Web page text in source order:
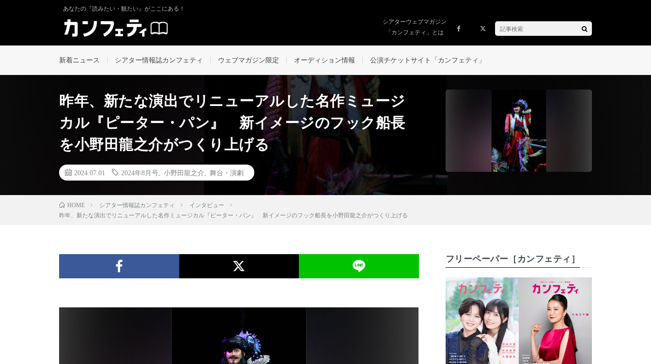
あなたの『読みたい・観たい』がここにある！
シアターウェブマガジン
「カンフェティ」とは
新着ニュース シアター情報誌カンフェティ ウェブマガジン限定 オーディション情報 公演チケットサイト「カンフェティ」
昨年、新たな演出でリニューアルした名作ミュージ
カル『ピーター・パン』 新イメージのフック船長
を小野田龍之介がつくり上げる
2024.07.01 2024年8月号 小野田龍之介 舞台・演劇
HOME シアター情報誌カンフェティ
インタビュー
昨年、新たな演出でリニューアルした名作ミュージカル『ピーター・パン』 新イメージのフック船長を小野田龍之介がつくり上げる
フリーペーパー［カンフェティ］